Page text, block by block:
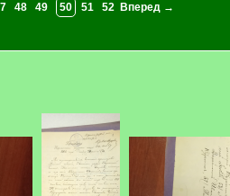
48 49 50 51 52
Вперед →